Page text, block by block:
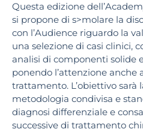
Questa edizione
si propone di s>molare la
con l’Audience riguardo la
una selezione di casi clinici,
analisi di componenti solide
ponendo l’attenzione anche
trattamento. L’obiettivo sarà
metodologia condivisa e
diagnosi differenziale e
successive di trattamento